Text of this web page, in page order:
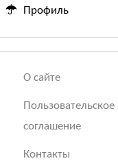
Профиль
О сайте
Пользовательское
соглашение
Контакты